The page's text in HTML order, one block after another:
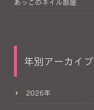
あっこのネイル部屋
年別アーカイブ
2026年